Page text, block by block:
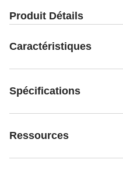
Produit Détails
Caractéristiques
Spécifications
Ressources